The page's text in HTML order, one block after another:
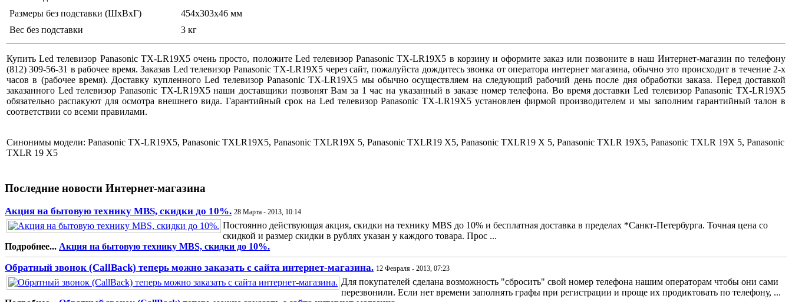
Размеры без подставки (ШxВxГ)
454x303x46 мм
Вес без подставки
3 кг
Купить Led телевизор Panasonic TX-LR19X5 очень просто, положите Led телевизор Panasonic TX-LR19X5 в корзину и оформите заказ или позвоните в наш Интернет-магазин по телефону
(812) 309-56-31 в рабочее время. Заказав Led телевизор Panasonic TX-LR19X5 через сайт, пожалуйста дождитесь звонка от оператора интернет магазина, обычно это происходит в течение 2-х
часов в (рабочее время). Доставку купленного Led телевизор Panasonic TX-LR19X5 мы обычно осуществляем на следующий рабочий день после дня обработки заказа. Перед доставкой
заказанного Led телевизор Panasonic TX-LR19X5 наши доставщики позвонят Вам за 1 час на указанный в заказе номер телефона. Во время доставки Led телевизор Panasonic TX-LR19X5
обязательно распакуют для осмотра внешнего вида. Гарантийный срок на Led телевизор Panasonic TX-LR19X5 установлен фирмой производителем и мы заполним гарантийный талон в
соответствии со всеми правилами.
Синонимы модели: Panasonic TX-LR19X5, Panasonic TXLR19X5, Panasonic TXLR19X 5, Panasonic TXLR19 X5, Panasonic TXLR19 X 5, Panasonic TXLR 19X5, Panasonic TXLR 19X 5, Panasonic
TXLR 19 X5
Последние новости Интернет-магазина
Акция на бытовую технику MBS, скидки до 10%. 28 Марта - 2013, 10:14
Постоянно действующая акция, скидки на технику MBS до 10% и бесплатная доставка в пределах *Санкт-Петербурга. Точная цена со
скидкой и размер скидки в рублях указан у каждого товара. Прос ...
Подробнее... Акция на бытовую технику MBS, скидки до 10%.
Обратный звонок (CallBack) теперь можно заказать с сайта интернет-магазина. 12 Февраля - 2013, 07:23
Для покупателей сделана возможность "сбросить" свой номер телефона нашим операторам чтобы они сами
перезвонили. Если нет времени заполнять графы при регистрации и проще их продиктовать по телефону, ...